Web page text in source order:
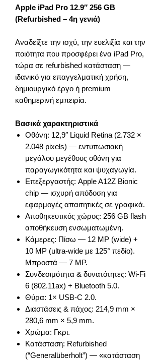
Apple iPad Pro 12.9″ 256 GB
(Refurbished – 4η γενιά)
Αναδείξτε την ισχύ, την ευελιξία και την
ποιότητα που προσφέρει ένα iPad Pro,
τώρα σε refurbished κατάσταση —
ιδανικό για επαγγελματική χρήση,
δημιουργικό έργο ή premium
καθημερινή εμπειρία.
Βασικά χαρακτηριστικά
Οθόνη: 12,9″ Liquid Retina (2.732 ×
2.048 pixels) — εντυπωσιακή
μεγάλου μεγέθους οθόνη για
παραγωγικότητα και ψυχαγωγία.
Επεξεργαστής: Apple A12Z Bionic
chip — ισχυρή απόδοση για
εφαρμογές απαιτητικές σε γραφικά.
Αποθηκευτικός χώρος: 256 GB flash
αποθήκευση ενσωματωμένη.
Κάμερες: Πίσω — 12 MP (wide) +
10 MP (ultra-wide με 125° πεδίο).
Μπροστά — 7 MP.
Συνδεσιμότητα & δυνατότητες: Wi-Fi
6 (802.11ax) + Bluetooth 5.0.
Θύρα: 1× USB-C 2.0.
Διαστάσεις & πάχος: 214,9 mm ×
280,6 mm × 5,9 mm.
Χρώμα: Γκρι.
Κατάσταση: Refurbished
(“Generalüberholt”) — «κατάσταση